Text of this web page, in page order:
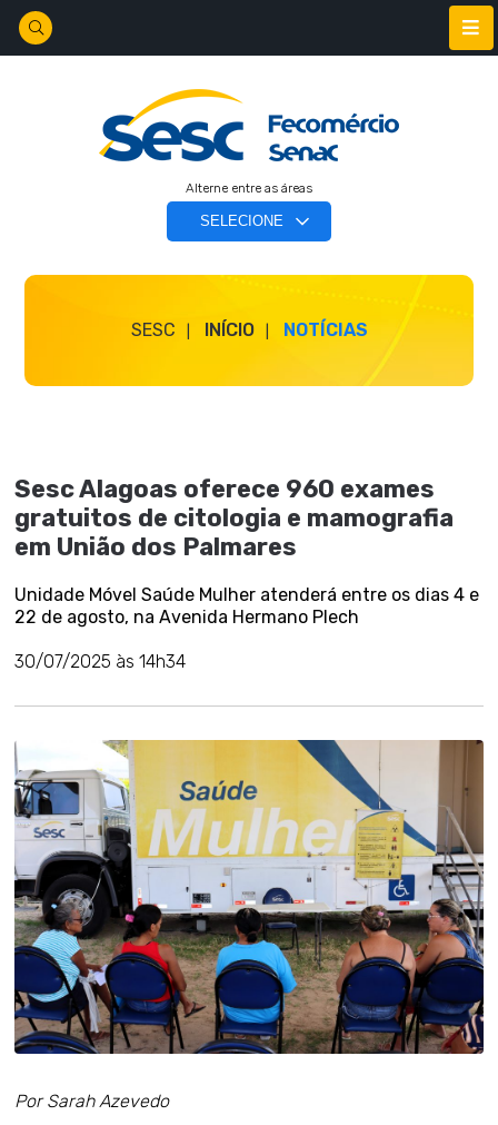
Alterne entre as áreas
SESC INÍCIO NOTÍCIAS
Sesc Alagoas oferece 960 exames
gratuitos de citologia e mamografia
em União dos Palmares
Unidade Móvel Saúde Mulher atenderá entre os dias 4 e
22 de agosto, na Avenida Hermano Plech
30/07/2025 às 14h34
Por Sarah Azevedo